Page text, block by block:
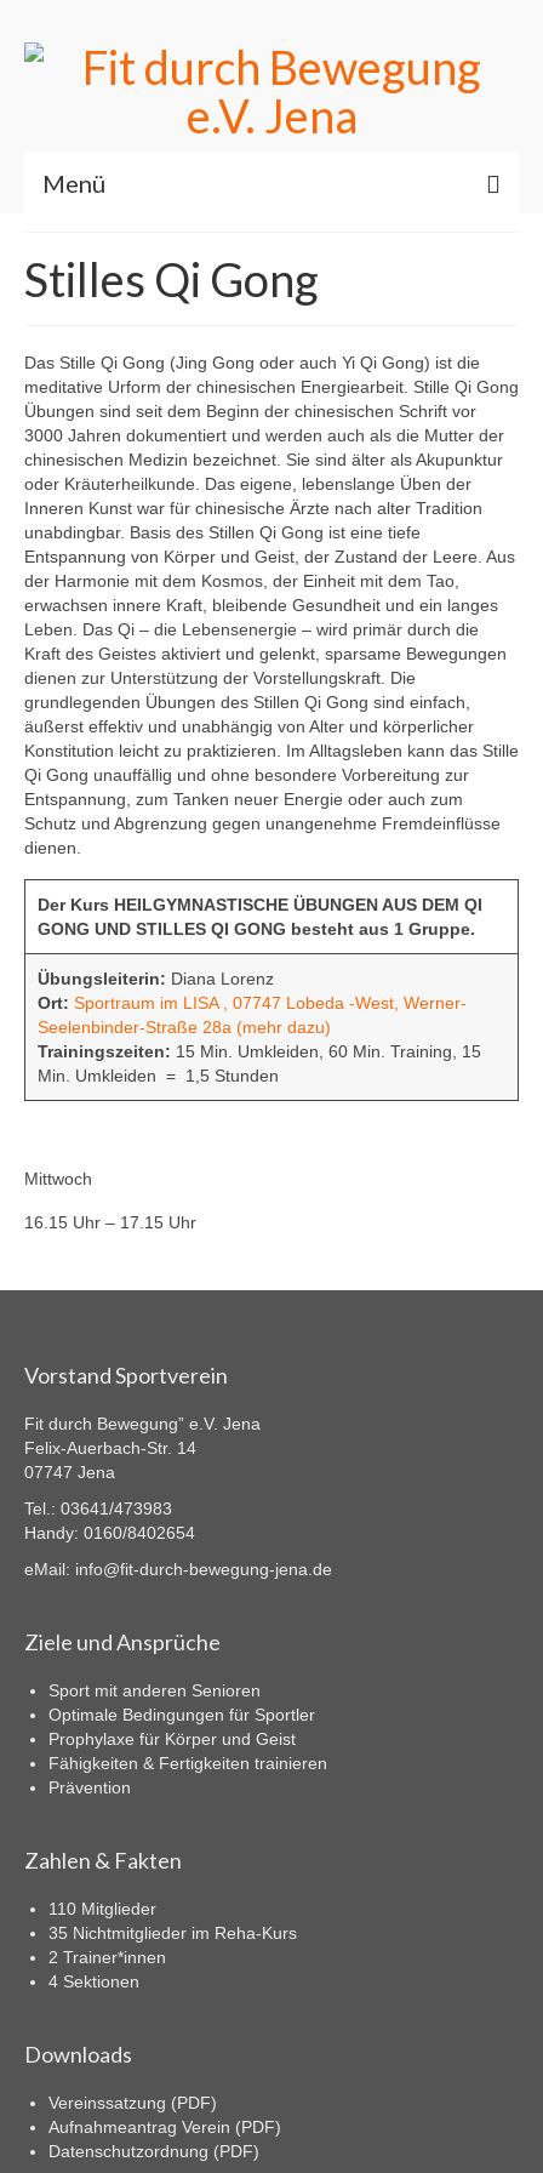
Menü
Wann und Wo
Unsere Ziele
Mit euch gemeinsam
Unsere Neuigkeiten
Unsere Mediathek
Ein paar visuelle Eindrücke
Unsere Links
Unsere Partner
Stilles Qi Gong
Das Stille Qi Gong (Jing Gong oder auch Yi Qi Gong) ist die
meditative Urform der chinesischen Energiearbeit. Stille Qi Gong
Übungen sind seit dem Beginn der chinesischen Schrift vor
3000 Jahren dokumentiert und werden auch als die Mutter der
chinesischen Medizin bezeichnet. Sie sind älter als Akupunktur
oder Kräuterheilkunde. Das eigene, lebenslange Üben der
Inneren Kunst war für chinesische Ärzte nach alter Tradition
unabdingbar. Basis des Stillen Qi Gong ist eine tiefe
Entspannung von Körper und Geist, der Zustand der Leere. Aus
der Harmonie mit dem Kosmos, der Einheit mit dem Tao,
erwachsen innere Kraft, bleibende Gesundheit und ein langes
Leben. Das Qi – die Lebensenergie – wird primär durch die
Kraft des Geistes aktiviert und gelenkt, sparsame Bewegungen
dienen zur Unterstützung der Vorstellungskraft. Die
grundlegenden Übungen des Stillen Qi Gong sind einfach,
äußerst effektiv und unabhängig von Alter und körperlicher
Konstitution leicht zu praktizieren. Im Alltagsleben kann das Stille
Qi Gong unauffällig und ohne besondere Vorbereitung zur
Entspannung, zum Tanken neuer Energie oder auch zum
Schutz und Abgrenzung gegen unangenehme Fremdeinflüsse
dienen.
Der Kurs HEILGYMNASTISCHE ÜBUNGEN AUS DEM QI
GONG UND STILLES QI GONG besteht aus 1 Gruppe.
Übungsleiterin: Diana Lorenz
Ort: Sportraum im LISA , 07747 Lobeda -West, Werner-
Seelenbinder-Straße 28a (mehr dazu)
Trainingszeiten: 15 Min. Umkleiden, 60 Min. Training, 15
Min. Umkleiden = 1,5 Stunden
Mittwoch
16.15 Uhr – 17.15 Uhr
Vorstand Sportverein
Fit durch Bewegung” e.V. Jena
Felix-Auerbach-Str. 14
07747 Jena
Tel.: 03641/473983
Handy: 0160/8402654
eMail: info@fit-durch-bewegung-jena.de
Ziele und Ansprüche
Sport mit anderen Senioren
Optimale Bedingungen für Sportler
Prophylaxe für Körper und Geist
Fähigkeiten & Fertigkeiten trainieren
Prävention
Zahlen & Fakten
110 Mitglieder
35 Nichtmitglieder im Reha-Kurs
2 Trainer*innen
4 Sektionen
Downloads
Vereinssatzung (PDF)
Aufnahmeantrag Verein (PDF)
Datenschutzordnung (PDF)